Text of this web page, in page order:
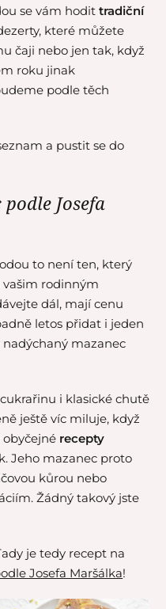
se vám hodit tradiční
které můžete
čaji nebo jen tak, když
roku jinak
podle těch
a pustit se do
Josefa
to není ten, který
rodinným
dál, mají cenu
letos přidat i jeden
nadýchaný mazanec
i klasické chutě
ještě víc miluje, když
obyčejné recepty
Jeho mazanec proto
kůrou nebo
Žádný takový jste
je tedy recept na
Josefa Maršálka!